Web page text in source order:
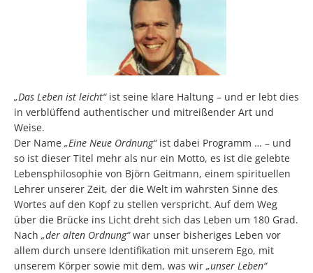
„Das Leben ist leicht“ist seine klare Haltung – und er lebt dies
in verblüffend authentischer und mitreißender Art und
Weise.
Der Name „Eine Neue Ordnung“ist dabei Programm … – und
so ist dieser Titel mehr als nur ein Motto, es ist die gelebte
Lebensphilosophie von Björn Geitmann, einem spirituellen
Lehrer unserer Zeit, der die Welt im wahrsten Sinne des
Wortes auf den Kopf zu stellen verspricht. Auf dem Weg
über die Brücke ins Licht dreht sich das Leben um 180 Grad.
Nach „der alten Ordnung“war unser bisheriges Leben vor
allem durch unsere Identifikation mit unserem Ego, mit
unserem Körper sowie mit dem, was wir „unser Leben“